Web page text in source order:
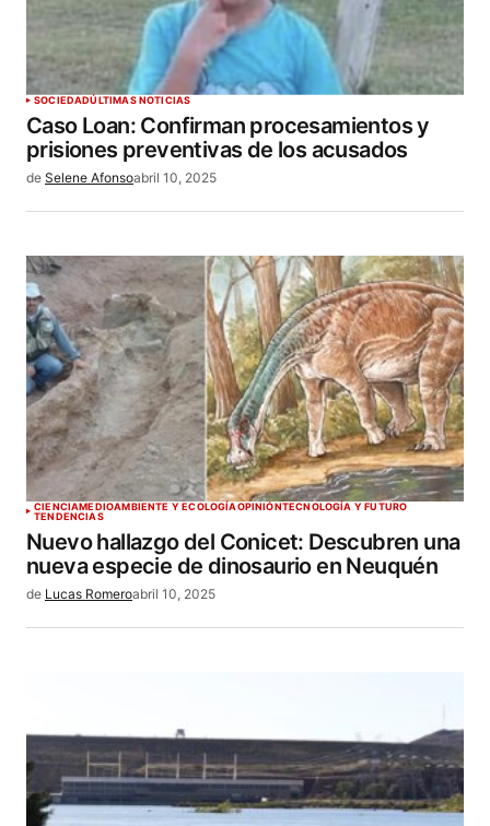
SOCIEDADÚLTIMAS NOTICIAS
Caso Loan: Confirman procesamientos y
prisiones preventivas de los acusados
de Selene Afonsoabril 10, 2025
CIENCIAMEDIOAMBIENTE Y ECOLOGÍAOPINIÓNTECNOLOGÍA Y FUTURO
TENDENCIAS
Nuevo hallazgo del Conicet: Descubren una
nueva especie de dinosaurio en Neuquén
de Lucas Romeroabril 10, 2025